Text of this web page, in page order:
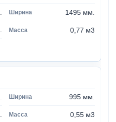
1495 мм.
0,77 м3
995 мм.
0,55 м3